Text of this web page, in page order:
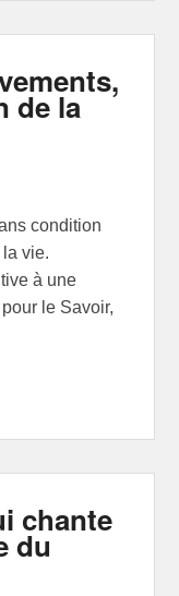
de la
condition
vie.
à une
le Savoir,
chante
du